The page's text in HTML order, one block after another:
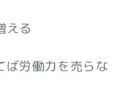
える
労働力を売らな